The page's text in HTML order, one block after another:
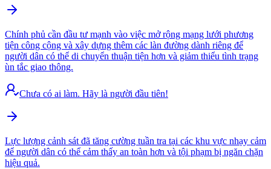
Chính phủ cần đầu tư mạnh vào việc mở rộng mạng lưới phương
tiện công cộng và xây dựng thêm các làn đường dành riêng để
người dân có thể di chuyển thuận tiện hơn và giảm thiểu tình trạng
ùn tắc giao thông.
Chưa có ai làm. Hãy là người đầu tiên!
Lực lượng cảnh sát đã tăng cường tuần tra tại các khu vực nhạy cảm
để người dân có thể cảm thấy an toàn hơn và tội phạm bị ngăn chặn
hiệu quả.